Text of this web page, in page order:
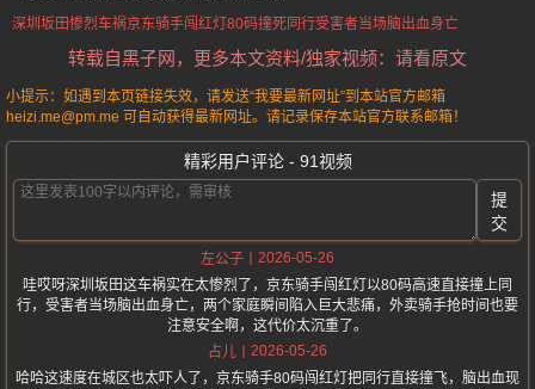
深圳坂田惨烈车祸京东骑手闯红灯 80码撞死同行受害者当场脑出血身亡
转载自黑子网，更多本文资料/独家视频：请看原文
小提示：如遇到本页链接失效，请发送“我要最新网址”到本站官方邮箱
heizi.me@pm.me 可自动获得最新网址。请记录保存本站官方联系邮箱！
精彩用户评论 - 91视频
提
交
左公子
2026-05-26
哇哎呀深圳坂田这车祸实在太惨烈了，京东骑手闯红灯以80码高速直接撞上同
行，受害者当场脑出血身亡，两个家庭瞬间陷入巨大悲痛，外卖骑手抢时间也要
注意安全啊，这代价太沉重了。
占儿
2026-05-26
哈哈这速度在城区也太吓人了，京东骑手80码闯红灯把同行直接撞飞，脑出血现